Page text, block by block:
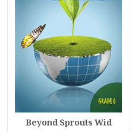
Beyond Sprouts Wid